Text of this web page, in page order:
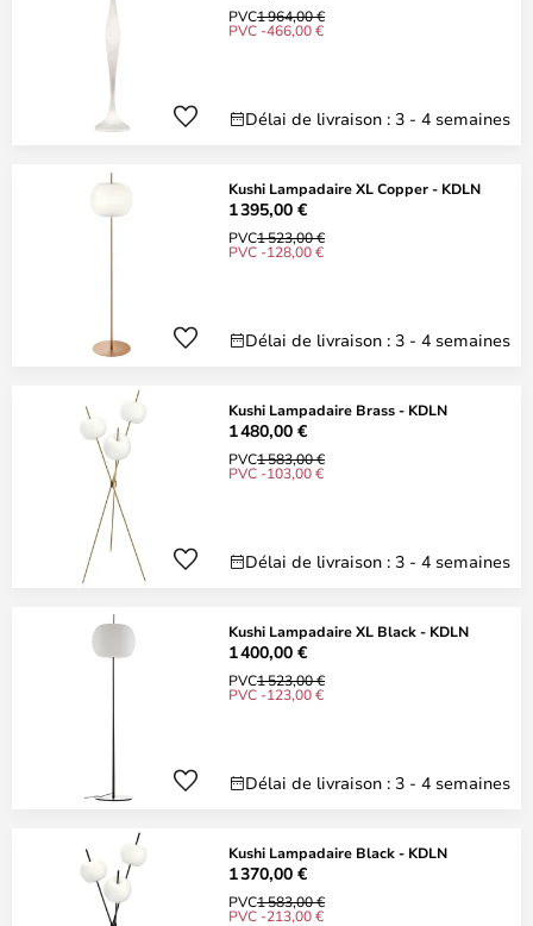
PVC1 964,00 €
PVC -466,00 €
Délai de livraison : 3 - 4 semaines
Kushi Lampadaire XL Copper - KDLN
1 395,00 €
PVC1 523,00 €
PVC -128,00 €
Délai de livraison : 3 - 4 semaines
Kushi Lampadaire Brass - KDLN
1 480,00 €
PVC1 583,00 €
PVC -103,00 €
Délai de livraison : 3 - 4 semaines
Kushi Lampadaire XL Black - KDLN
1 400,00 €
PVC1 523,00 €
PVC -123,00 €
Délai de livraison : 3 - 4 semaines
Kushi Lampadaire Black - KDLN
1 370,00 €
PVC1 583,00 €
PVC -213,00 €